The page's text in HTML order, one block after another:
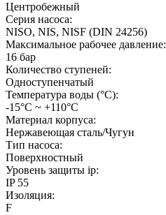
Центробежный
Серия насоса:
NISO, NIS, NISF (DIN 24256)
Максимальное рабочее давление:
16 бар
Количество ступеней:
Одноступенчатый
Температура воды (°C):
-15°С ~ +110°С
Материал корпуса:
Нержавеющая сталь/Чугун
Тип насоса:
Поверхностный
Уровень защиты ip:
IP 55
Изоляция:
F